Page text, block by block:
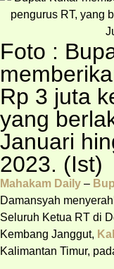
Foto :
Rp 3 juta
yang
Januari
2023. (Ist)
Mahakam Daily –
Damansyah
Seluruh Ketua RT di
Kembang Janggut,
Kalimantan Timur,